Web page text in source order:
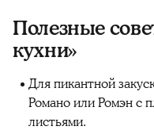
Полезные
кухни»
Для пикантной
Романо или Ромэн с
листьями.